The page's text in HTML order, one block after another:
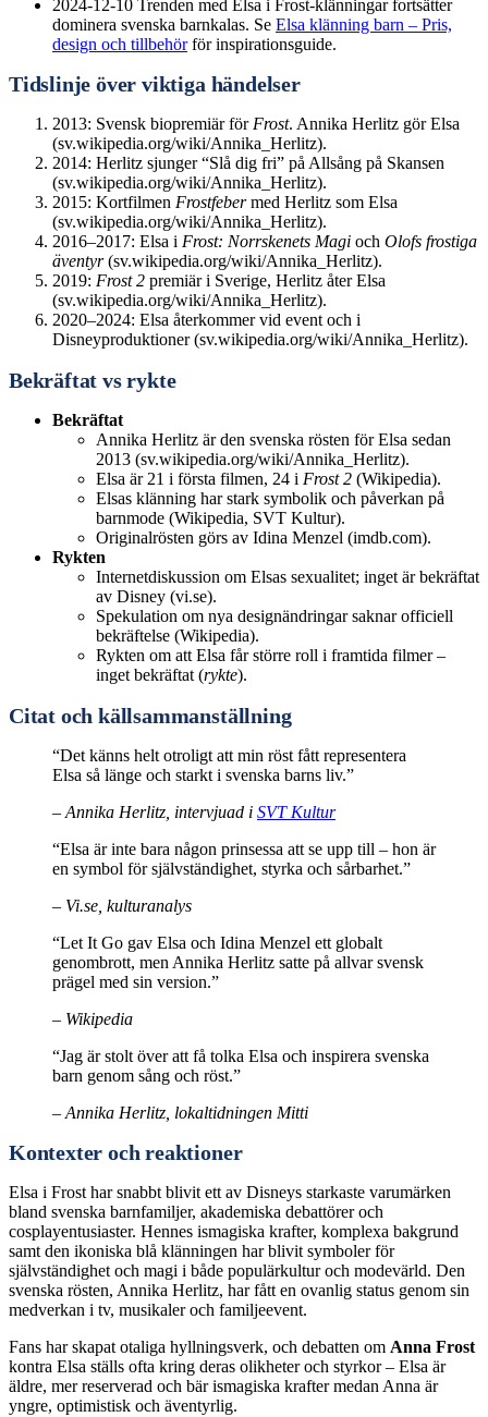
2024-12-10 Trenden med Elsa i Frost-klänningar fortsätter
dominera svenska barnkalas. Se Elsa klänning barn – Pris,
design och tillbehörför inspirationsguide.
Tidslinje över viktiga händelser
2013: Svensk biopremiär förFrost. Annika Herlitz gör Elsa
(sv.wikipedia.org/wiki/Annika_Herlitz).
2014: Herlitz sjunger “Slå dig fri” på Allsång på Skansen
(sv.wikipedia.org/wiki/Annika_Herlitz).
2015: Kortfilmen Frostfebermed Herlitz som Elsa
(sv.wikipedia.org/wiki/Annika_Herlitz).
2016–2017: Elsa i Frost: Norrskenets Magi och Olofs frostiga
äventyr(sv.wikipedia.org/wiki/Annika_Herlitz).
2019: Frost 2 premiär i Sverige, Herlitz åter Elsa
(sv.wikipedia.org/wiki/Annika_Herlitz).
2020–2024: Elsa återkommer vid event och i
Disneyproduktioner (sv.wikipedia.org/wiki/Annika_Herlitz).
Bekräftat vs rykte
Bekräftat
Annika Herlitz är den svenska rösten för Elsa sedan
2013 (sv.wikipedia.org/wiki/Annika_Herlitz).
Elsa är 21 i första filmen, 24 i Frost 2 (Wikipedia).
Elsas klänning har stark symbolik och påverkan på
barnmode (Wikipedia, SVT Kultur).
Originalrösten görs av Idina Menzel (imdb.com).
Rykten
Internetdiskussion om Elsas sexualitet; inget är bekräftat
av Disney (vi.se).
Spekulation om nya designändringar saknar officiell
bekräftelse (Wikipedia).
Rykten om att Elsa får större roll i framtida filmer –
inget bekräftat (rykte).
Citat och källsammanställning
“Det känns helt otroligt att min röst fått representera
Elsa så länge och starkt i svenska barns liv.”
– Annika Herlitz, intervjuad i SVT Kultur
“Elsa är inte bara någon prinsessa att se upp till – hon är
en symbol för självständighet, styrka och sårbarhet.”
– Vi.se, kulturanalys
“Let It Go gav Elsa och Idina Menzel ett globalt
genombrott, men Annika Herlitz satte på allvar svensk
prägel med sin version.”
– Wikipedia
“Jag är stolt över att få tolka Elsa och inspirera svenska
barn genom sång och röst.”
– Annika Herlitz, lokaltidningen Mitti
Kontexter och reaktioner
Elsa i Frost har snabbt blivit ett av Disneys starkaste varumärken
bland svenska barnfamiljer, akademiska debattörer och
cosplayentusiaster. Hennes ismagiska krafter, komplexa bakgrund
samt den ikoniska blå klänningen har blivit symboler för
självständighet och magi i både populärkultur och modevärld. Den
svenska rösten, Annika Herlitz, har fått en ovanlig status genom sin
medverkan i tv, musikaler och familjeevent.
Fans har skapat otaliga hyllningsverk, och debatten om Anna Frost
kontra Elsa ställs ofta kring deras olikheter och styrkor – Elsa är
äldre, mer reserverad och bär ismagiska krafter medan Anna är
yngre, optimistisk och äventyrlig.